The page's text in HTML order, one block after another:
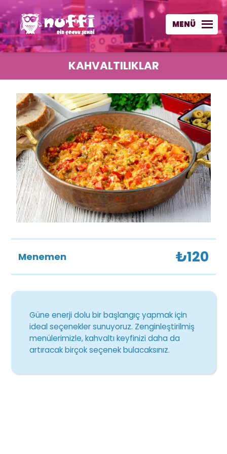
MENÜ
KAHVALTILIKLAR
Menemen ₺120
Güne enerji dolu bir başlangıç yapmak için
ideal seçenekler sunuyoruz. Zenginleştirilmiş
menülerimizle, kahvaltı keyfinizi daha da
artıracak birçok seçenek bulacaksınız.